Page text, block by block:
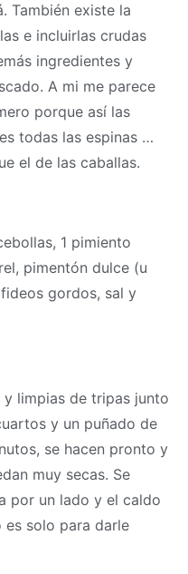
También existe la
e incluirlas crudas
ingredientes y
A mi me parece
porque así las
todas las espinas …
el de las caballas.
1 pimiento
pimentón dulce (u
gordos, sal y
limpias de tripas junto
y un puñado de
se hacen pronto y
muy secas. Se
por un lado y el caldo
solo para darle